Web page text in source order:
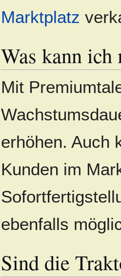
Marktplatz
Was kann
Mit
erhöhen. Auch
Kunden im
ebenfalls
Sind die